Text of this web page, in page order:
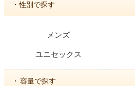
・性別で探す
メンズ
ユニセックス
・ 容量で探す